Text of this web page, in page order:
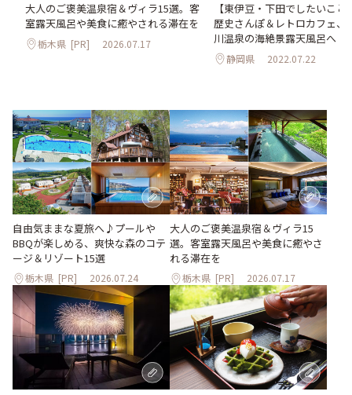
大人のご褒美温泉宿＆ヴィラ15選。客
室露天風呂や美食に癒やされる滞在を
栃木県 [PR] 2026.07.17
【東伊豆・下田でしたいこと
歴史さんぽ＆レトロカフェ、
川温泉の海絶景露天風呂へ
静岡県 2022.07.22
自由気ままな夏旅へ♪プールや
BBQが楽しめる、爽快な森のコテ
ージ＆リゾート15選
栃木県 [PR] 2026.07.24
大人のご褒美温泉宿＆ヴィラ15
選。客室露天風呂や美食に癒やさ
れる滞在を
栃木県 [PR] 2026.07.17